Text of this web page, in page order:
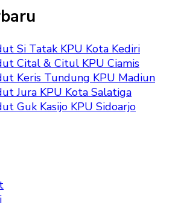
Si Tatak KPU Kota Kediri
Cital & Citul KPU Ciamis
Keris Tundung KPU Madiun
Jura KPU Kota Salatiga
Guk Kasijo KPU Sidoarjo